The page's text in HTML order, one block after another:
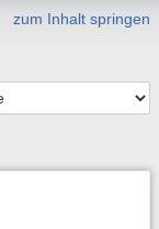
zum Inhalt springen